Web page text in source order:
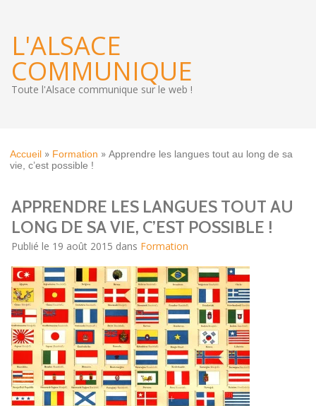
L'ALSACE
COMMUNIQUE
Toute l'Alsace communique sur le web !
Accueil » Formation » Apprendre les langues tout au long de sa
vie, c’est possible !
APPRENDRE LES LANGUES TOUT AU
LONG DE SA VIE, C’EST POSSIBLE !
Publié le 19 août 2015 dans Formation